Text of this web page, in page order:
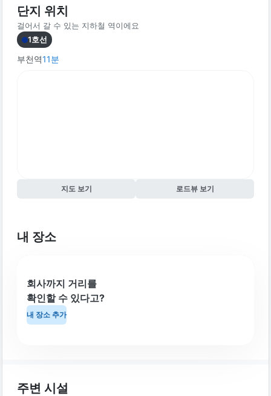
단지 위치
걸어서 갈 수 있는 지하철 역이에요
1호선
부천역11분
지도 보기 로드뷰 보기
내 장소
회사까지 거리를
확인할 수 있다고?
내 장소 추가
주변 시설